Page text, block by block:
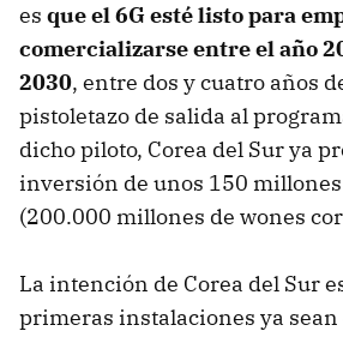
es que el 6G esté listo para
comercializarse entre el año
2030, entre dos y cuatro años
pistoletazo de salida al
dicho piloto, Corea del Sur ya
inversión de unos 150
(200.000 millones de wones
La intención de Corea del Sur
primeras instalaciones ya sean